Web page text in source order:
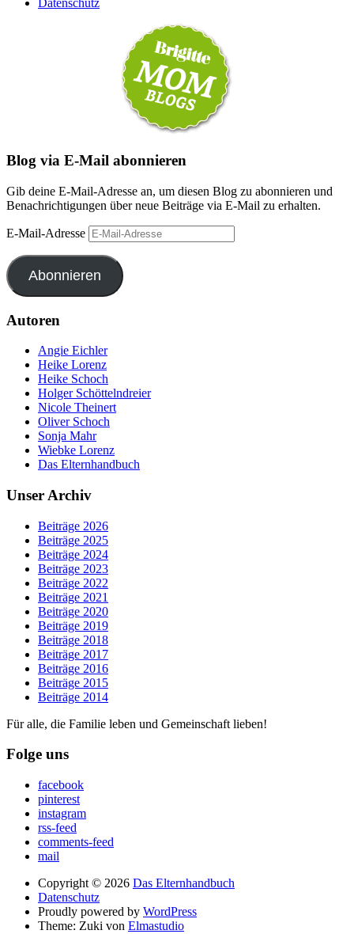
Datenschutz
Blog via E-Mail abonnieren
Gib deine E-Mail-Adresse an, um diesen Blog zu abonnieren und
Benachrichtigungen über neue Beiträge via E-Mail zu erhalten.
E-Mail-Adresse
Abonnieren
Autoren
Angie Eichler
Heike Lorenz
Heike Schoch
Holger Schöttelndreier
Nicole Theinert
Oliver Schoch
Sonja Mahr
Wiebke Lorenz
Das Elternhandbuch
Unser Archiv
Beiträge 2026
Beiträge 2025
Beiträge 2024
Beiträge 2023
Beiträge 2022
Beiträge 2021
Beiträge 2020
Beiträge 2019
Beiträge 2018
Beiträge 2017
Beiträge 2016
Beiträge 2015
Beiträge 2014
Für alle, die Familie leben und Gemeinschaft lieben!
Folge uns
facebook
pinterest
instagram
rss-feed
comments-feed
mail
Copyright © 2026 Das Elternhandbuch
Datenschutz
Proudly powered by WordPress
Theme: Zuki von Elmastudio